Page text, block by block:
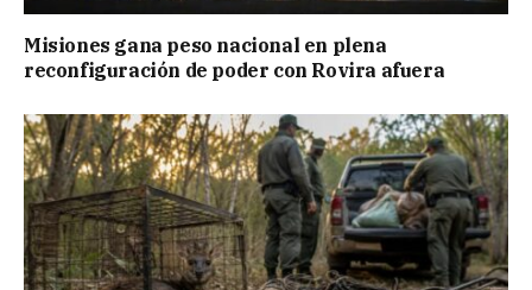
Misiones gana peso nacional en plena
reconfiguración de poder con Rovira afuera